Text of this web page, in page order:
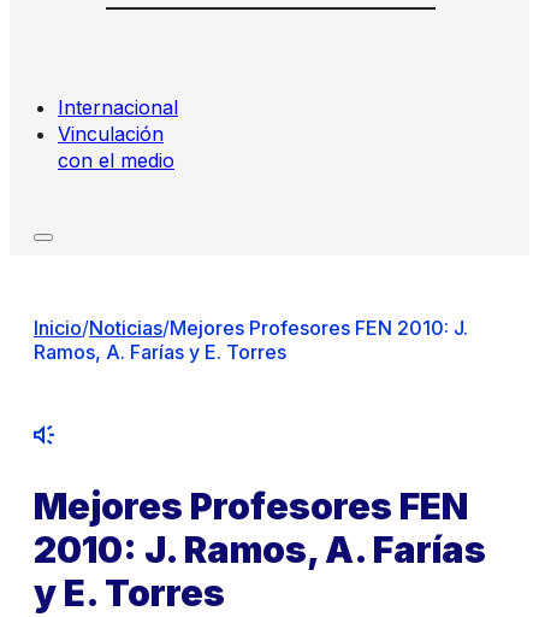
Internacional
Vinculación
con el medio
Inicio/Noticias/Mejores Profesores FEN 2010: J.
Ramos, A. Farías y E. Torres
Mejores Profesores FEN
2010: J. Ramos, A. Farías
y E. Torres